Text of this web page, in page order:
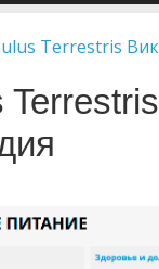
Terrestris
Terrestris